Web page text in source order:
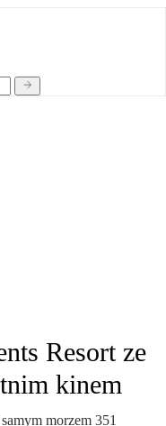
Resort ze
kinem
morzem 351